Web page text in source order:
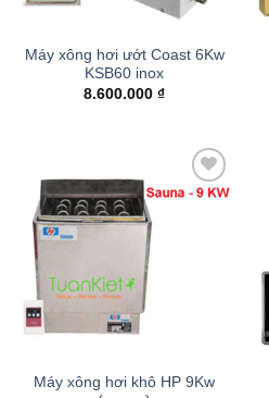
Máy xông hơi ướt Coast 6Kw
KSB60 inox
8.600.000 ₫
Add to
Máy xông hơi khô HP 9Kw